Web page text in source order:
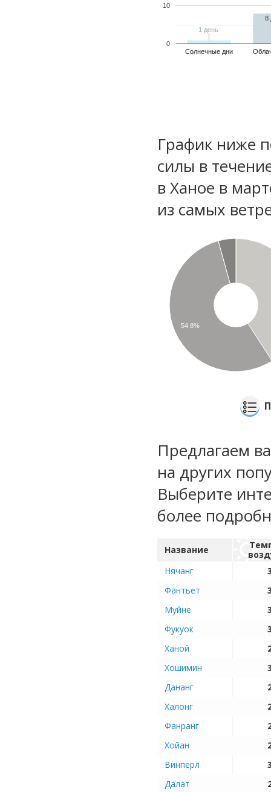
Солнечные дни
0
10
1 день
1 день
8
График ниже
силы в
в Ханое в
из самых
54.8%
Предлагаем
на других
Выберите
более
Название
Нячанг
Фантьет
Муйне
Фукуок
Ханой
Хошимин
Дананг
Халонг
Фанранг
Хойан
Винперл
Далат